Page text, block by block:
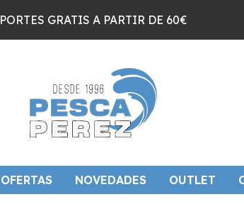
PORTES GRATIS A PARTIR DE 60€
OFERTAS NOVEDADES OUTLET